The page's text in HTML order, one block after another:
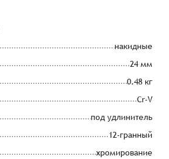
накидные
24 мм
0.48 кг
Cr-V
под удлинитель
12-гранный
хромирование